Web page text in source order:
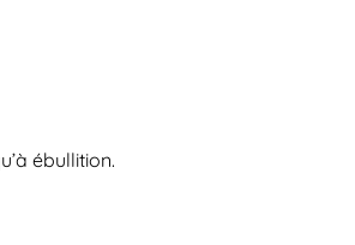
ébullition.